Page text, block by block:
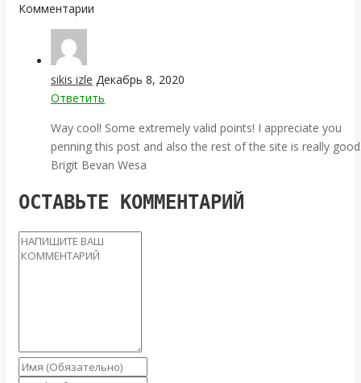
Комментарии
sikis izle Декабрь 8, 2020
Ответить
Way cool! Some extremely valid points! I appreciate you
penning this post and also the rest of the site is really
Brigit Bevan Wesa
ОСТАВЬТЕ КОММЕНТАРИЙ